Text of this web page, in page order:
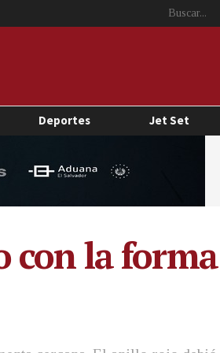
Deportes Jet Set
la